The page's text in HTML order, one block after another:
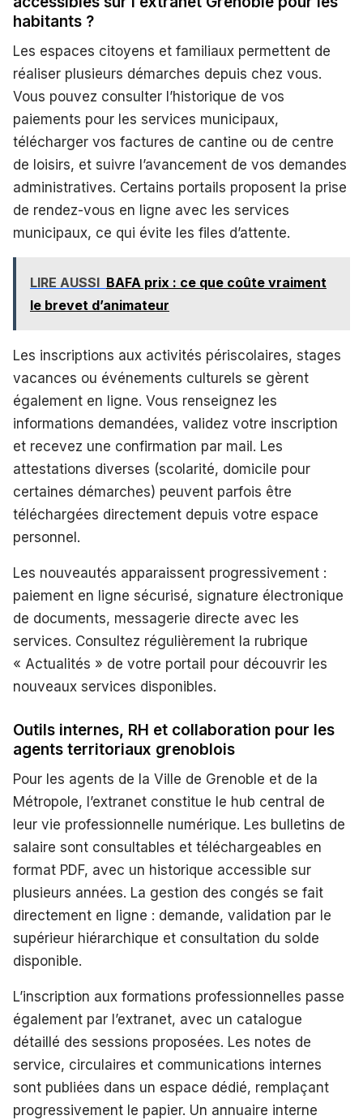
habitants ?
Les espaces citoyens et familiaux permettent de
réaliser plusieurs démarches depuis chez vous.
Vous pouvez consulter l’historique de vos
paiements pour les services municipaux,
télécharger vos factures de cantine ou de centre
de loisirs, et suivre l’avancement de vos demandes
administratives. Certains portails proposent la prise
de rendez-vous en ligne avec les services
municipaux, ce qui évite les files d’attente.
LIRE AUSSI BAFA prix : ce que coûte vraiment
le brevet d’animateur
Les inscriptions aux activités périscolaires, stages
vacances ou événements culturels se gèrent
également en ligne. Vous renseignez les
informations demandées, validez votre inscription
et recevez une confirmation par mail. Les
attestations diverses (scolarité, domicile pour
certaines démarches) peuvent parfois être
téléchargées directement depuis votre espace
personnel.
Les nouveautés apparaissent progressivement :
paiement en ligne sécurisé, signature électronique
de documents, messagerie directe avec les
services. Consultez régulièrement la rubrique
« Actualités » de votre portail pour découvrir les
nouveaux services disponibles.
Outils internes, RH et collaboration pour les
agents territoriaux grenoblois
Pour les agents de la Ville de Grenoble et de la
Métropole, l’extranet constitue le hub central de
leur vie professionnelle numérique. Les bulletins de
salaire sont consultables et téléchargeables en
format PDF, avec un historique accessible sur
plusieurs années. La gestion des congés se fait
directement en ligne : demande, validation par le
supérieur hiérarchique et consultation du solde
disponible.
L’inscription aux formations professionnelles passe
également par l’extranet, avec un catalogue
détaillé des sessions proposées. Les notes de
service, circulaires et communications internes
sont publiées dans un espace dédié, remplaçant
progressivement le papier. Un annuaire interne